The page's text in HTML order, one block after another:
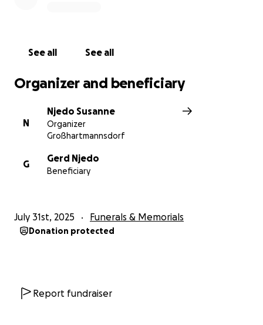
See all See all
Organizer and beneficiary
N
Njedo Susanne
Organizer
Großhartmannsdorf
G
Gerd Njedo
Beneficiary
July 31st, 2025 Funerals & Memorials
Donation protected
Report fundraiser